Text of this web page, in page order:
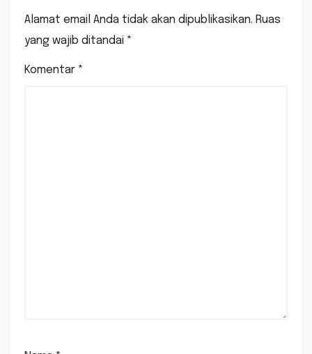
Alamat email Anda tidak akan dipublikasikan. Ruas
yang wajib ditandai *
Komentar *